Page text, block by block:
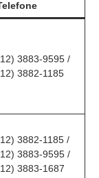
3883-9595 /
3882-1185
3882-1185 /
3883-9595 /
3883-1687